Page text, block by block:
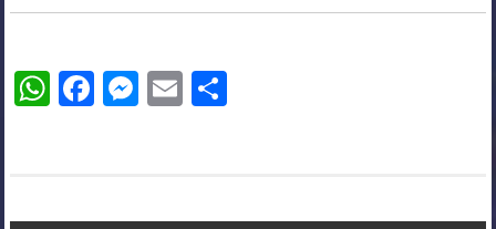
WhatsApp
Facebook
Messenger
EmailTeilen